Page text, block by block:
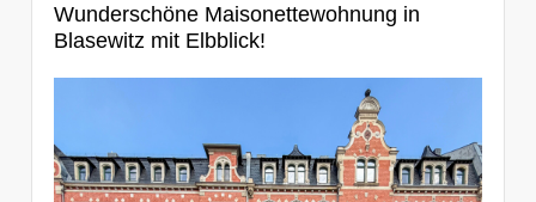
Wunderschöne Maisonettewohnung in
Blasewitz mit Elbblick!